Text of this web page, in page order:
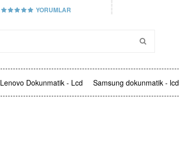
YORUMLAR
Lenovo Dokunmatik - Lcd Samsung dokunmatik - lcd